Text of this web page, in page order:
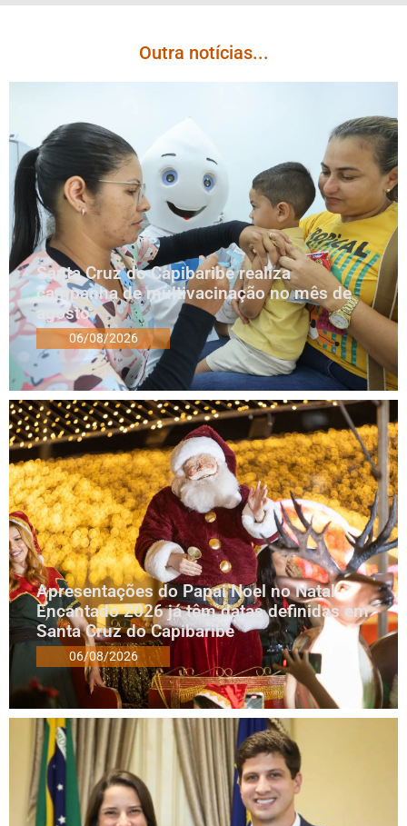
Outra notícias...
Santa Cruz do Capibaribe realiza
campanha de multivacinação no mês de
agosto
06/08/2026
Apresentações do Papai Noel no Natal
Encantado 2026 já têm datas definidas em
Santa Cruz do Capibaribe
06/08/2026